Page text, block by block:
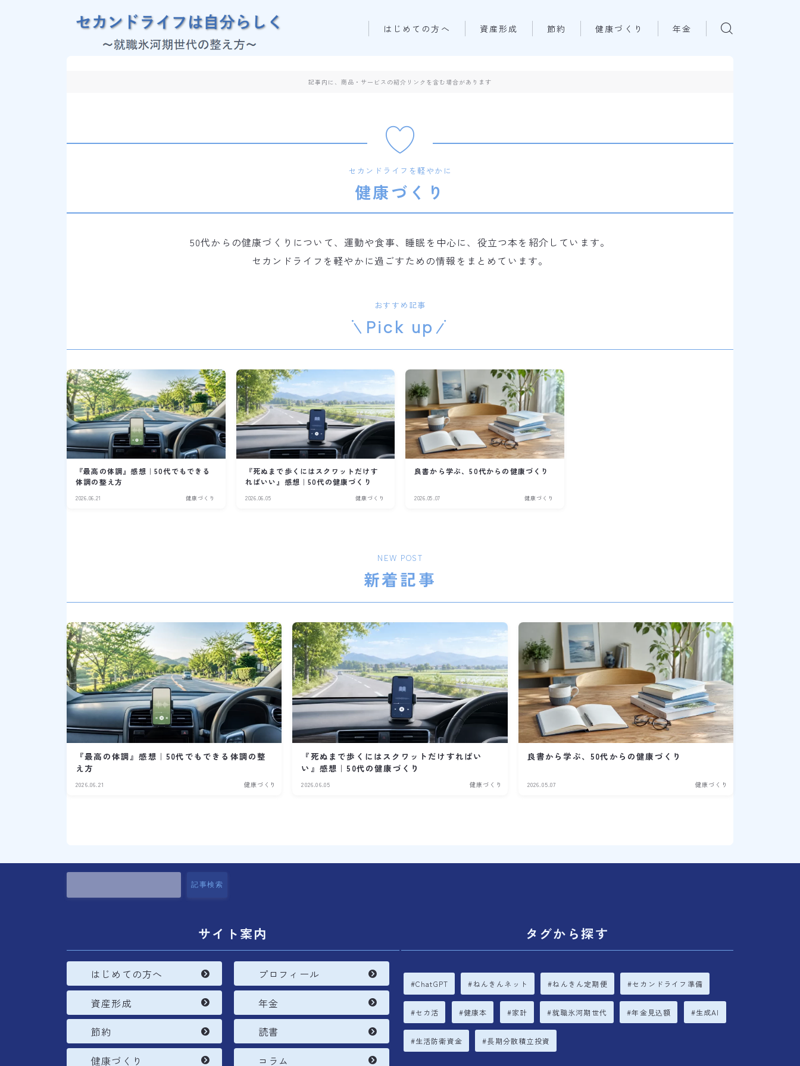
はじめての方へ 資産形成 節約 健康づくり 年金
記事内に、商品・サービスの紹介リンクを含む場合があります
セカンドライフを軽やかに
健康づくり
50代からの健康づくりについて、運動や食事、睡眠を中心に、役立つ本を紹介しています。
セカンドライフを軽やかに過ごすための情報をまとめています。
おすすめ記事
Pick up
『最高の体調』感想｜50代でもできる
体調の整え方
2026.06.21 健康づくり
『死ぬまで歩くにはスクワットだけす
ればいい』感想｜50代の健康づくり
2026.06.05 健康づくり
良書から学ぶ、50代からの健康づくり
2026.05.07 健康づくり
NEW POST
新着記事
『最高の体調』感想｜50代でもできる体調の整
え方
2026.06.21 健康づくり
『死ぬまで歩くにはスクワットだけすればい
い』感想｜50代の健康づくり
2026.06.05 健康づくり
良書から学ぶ、50代からの健康づくり
2026.05.07 健康づくり
記事検索
サイト案内
はじめての方へ
資産形成
節約
健康づくり
プロフィール
年金
読書
コラム
タグから探す
ChatGPT ねんきんネット ねんきん定期便 セカンドライフ準備
セカ活 健康本 家計 就職氷河期世代 年金見込額 生成AI
生活防衛資金 長期分散積立投資